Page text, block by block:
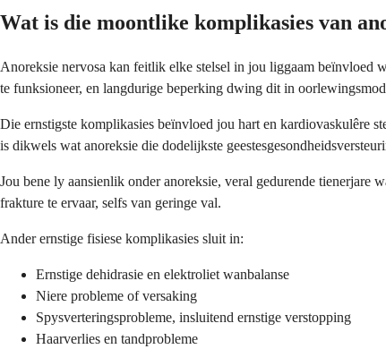
Wat is die moontlike komplikasies van
Anoreksie nervosa kan feitlik elke stelsel in jou liggaam
te funksioneer, en langdurige beperking dwing dit in
Die ernstigste komplikasies beïnvloed jou hart en kardiovaskulêre
is dikwels wat anoreksie die dodelijkste
Jou bene ly aansienlik onder anoreksie, veral gedurende tienerjare
frakture te ervaar, selfs van geringe val.
Ander ernstige fisiese komplikasies sluit in:
Ernstige dehidrasie en elektroliet wanbalanse
Niere probleme of versaking
Spysverteringsprobleme, insluitend ernstige verstopping
Haarverlies en tandprobleme